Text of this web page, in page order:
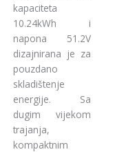
kapaciteta
10.24kWh i
napona 51.2V
dizajnirana je za
pouzdano
skladištenje
energije. Sa
dugim vijekom
trajanja,
kompaktnim